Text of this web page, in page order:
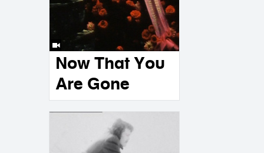
Now That You
Are Gone